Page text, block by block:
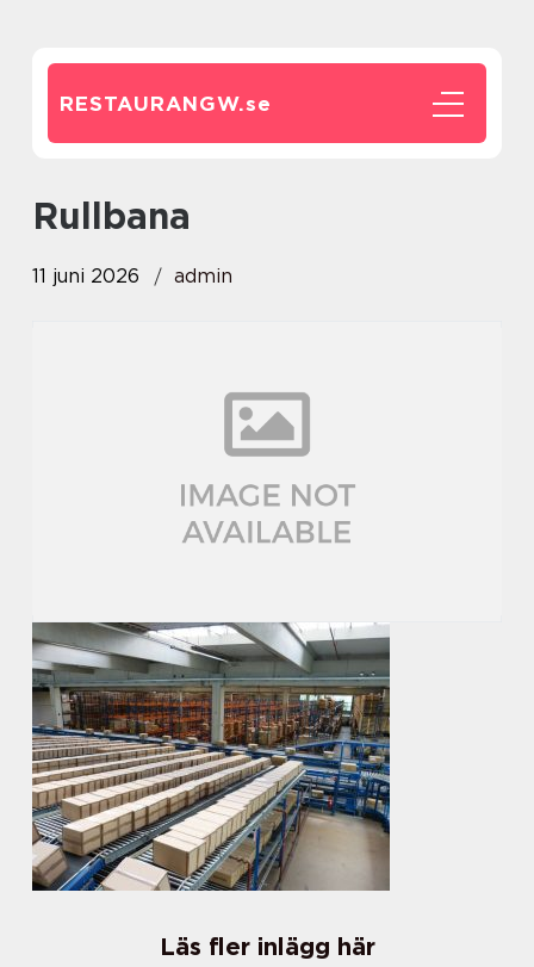
RESTAURANGW.se
Rullbana
11 juni 2026 admin
Läs fler inlägg här